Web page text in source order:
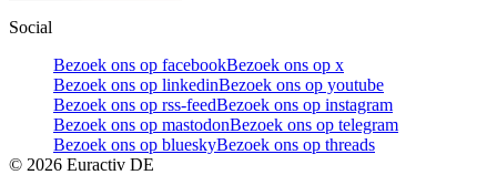
Social
Bezoek ons op facebookBezoek ons op x
Bezoek ons op linkedinBezoek ons op youtube
Bezoek ons op rss-feedBezoek ons op instagram
Bezoek ons op mastodonBezoek ons op telegram
Bezoek ons op blueskyBezoek ons op threads
© 2026 Euractiv DE